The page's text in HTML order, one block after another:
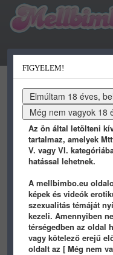
kategóriák
youtube
QDB
Újak/Etető/Beküldök
#227 belökte:dilidope
(22:00:49)
(22:00:55)
FIGYELEM!
Az ön által letölteni
tartalmaz, amelyek
V. vagy VI.
hatással lehetnek.
A mellbimbo.eu
képek és videók
szexualitás témáját
kezeli. Amennyiben
térségedben az oldal
vagy kötelező erejű
oldalt az [ Még nem